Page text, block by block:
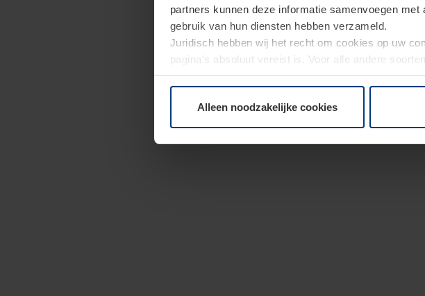
partners kunnen deze informatie samenvoegen
gebruik van hun diensten hebben verzameld.
Juridisch hebben wij het recht om cookies op uw
pagina's absoluut vereist is. Voor alle andere
moment bij de uitleg van de cookies op pagina
Alleen noodzakelijke cookies